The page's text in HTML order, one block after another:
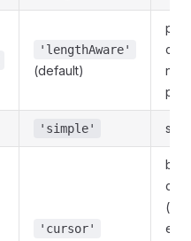
'lengthAware'
(default)
'simple'
'cursor'
en